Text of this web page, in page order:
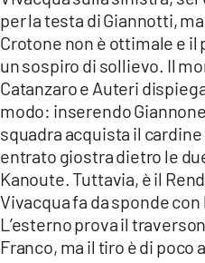
per la testa di Giannotti,
Crotone non è ottimale e
un sospiro di sollievo. Il
Catanzaro e Auteri
modo: inserendo
squadra acquista il
entrato giostra dietro le
Kanoute. Tuttavia, è il
Vivacqua fa da sponde
L’esterno prova il
Franco, ma il tiro è di poco